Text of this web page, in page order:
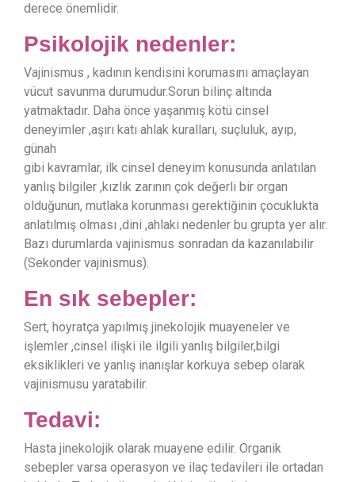
derece önemlidir.
Psikolojik nedenler:
Vajinismus , kadının kendisini korumasını amaçlayan
vücut savunma durumudur.Sorun bilinç altında
yatmaktadır. Daha önce yaşanmış kötü cinsel
deneyimler ,aşırı katı ahlak kuralları, suçluluk, ayıp,
günah
gibi kavramlar, ilk cinsel deneyim konusunda anlatılan
yanlış bilgiler ,kızlık zarının çok değerli bir organ
olduğunun, mutlaka korunması gerektiğinin çocuklukta
anlatılmış olması ,dini ,ahlaki nedenler bu grupta yer alır.
Bazı durumlarda vajinismus sonradan da kazanılabilir
(Sekonder vajinismus).
En sık sebepler:
Sert, hoyratça yapılmış jinekolojik muayeneler ve
işlemler ,cinsel ilişki ile ilgili yanlış bilgiler,bilgi
eksiklikleri ve yanlış inanışlar korkuya sebep olarak
vajinismusu yaratabilir.
Tedavi:
Hasta jinekolojik olarak muayene edilir. Organik
sebepler varsa operasyon ve ilaç tedavileri ile ortadan